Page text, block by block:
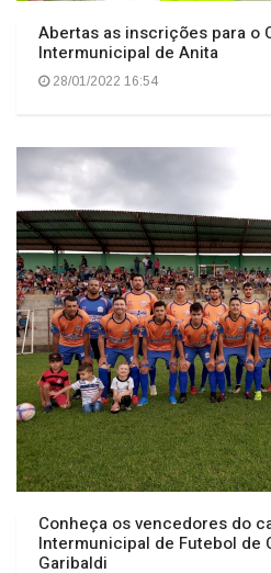
Abertas as inscrições para o
Intermunicipal de Anita
28/01/2022 16:54
Conheça os vencedores do
Intermunicipal de Futebol de
Garibaldi